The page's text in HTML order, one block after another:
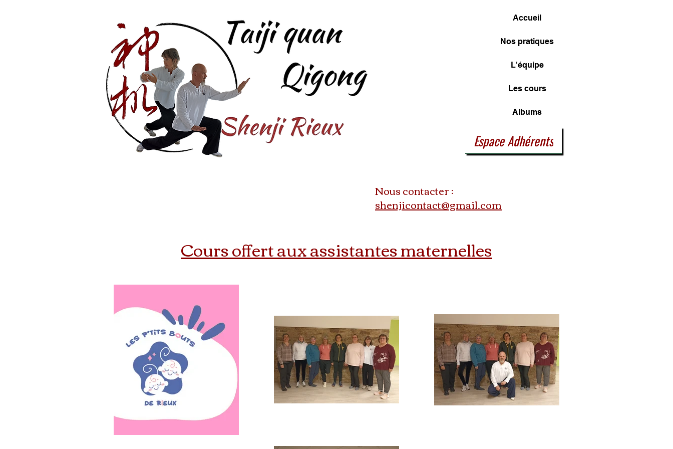
Accueil
Nos pratiques
L'équipe
Les cours
Albums
Espace Adhérents
Nous contacter :
shenjicontact@gmail.com
Cours offert aux assistantes maternelles